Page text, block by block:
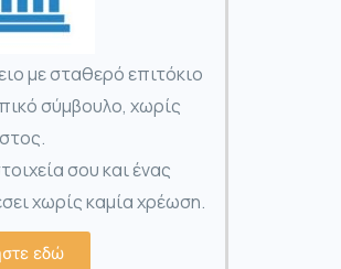
με σταθερό επιτόκιο
σύμβουλο, χωρίς
σου και ένας
χωρίς καμία χρέωση.
εδώ